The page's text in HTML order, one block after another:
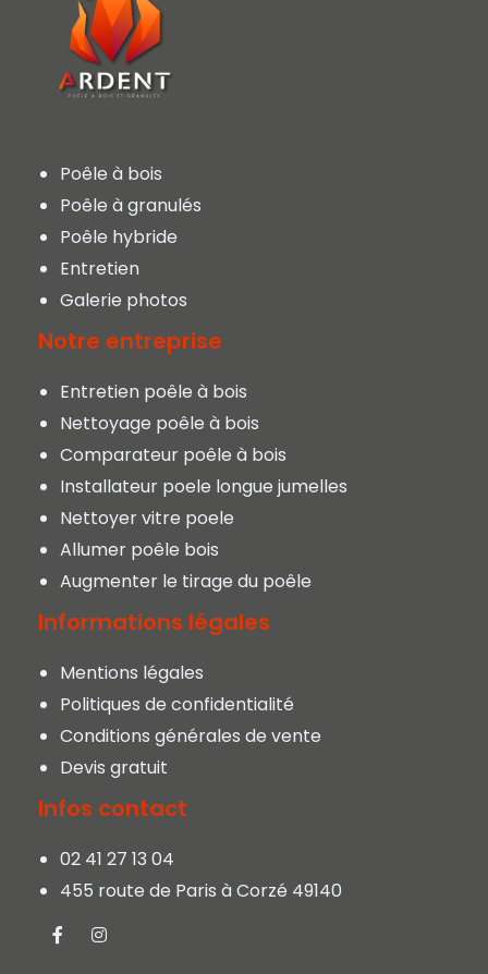
Poêle à bois
Poêle à granulés
Poêle hybride
Entretien
Galerie photos
Notre entreprise
Entretien poêle à bois
Nettoyage poêle à bois
Comparateur poêle à bois
Installateur poele longue jumelles
Nettoyer vitre poele
Allumer poêle bois
Augmenter le tirage du poêle
Informations légales
Mentions légales
Politiques de confidentialité
Conditions générales de vente
Devis gratuit
Infos contact
02 41 27 13 04
455 route de Paris à Corzé 49140